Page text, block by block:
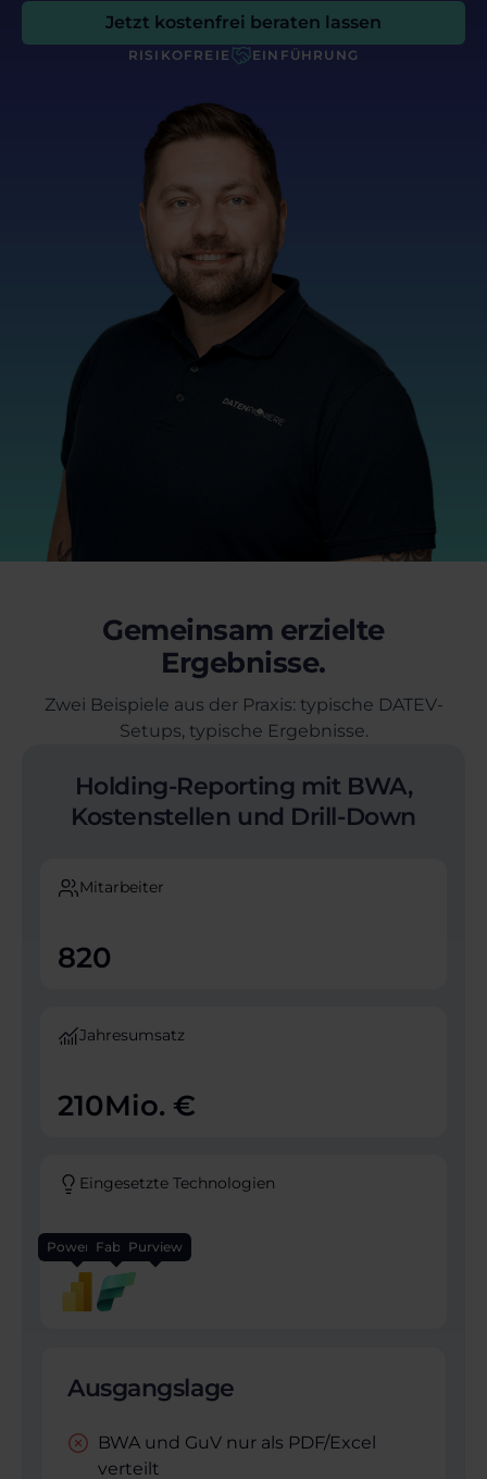
Jetzt kostenfrei beraten lassen
RISIKOFREIE EINFÜHRUNG
Gemeinsam erzielte
Ergebnisse.
Zwei Beispiele aus der Praxis: typische DATEV-
Setups, typische Ergebnisse.
Holding-Reporting mit BWA,
Kostenstellen und Drill-Down
Mitarbeiter
820
Jahresumsatz
210Mio. €
Eingesetzte Technologien
Power BIFabricPurview
Ausgangslage
BWA und GuV nur als PDF/Excel
verteilt